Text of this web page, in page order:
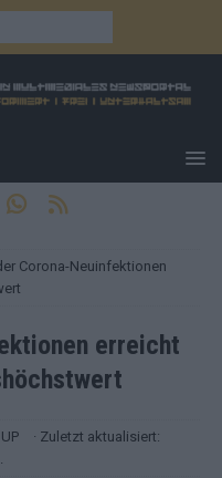
Corona-Neuinfektionen
erreicht
· Zuletzt aktualisiert: